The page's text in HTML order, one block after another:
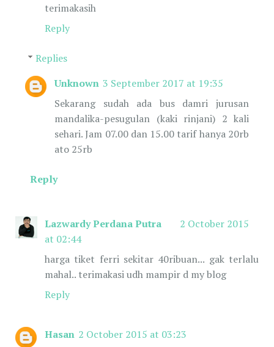
terimakasih
Reply
Replies
Unknown 3 September 2017 at 19:35
Sekarang sudah ada bus damri jurusan
mandalika-pesugulan (kaki rinjani) 2 kali
sehari. Jam 07.00 dan 15.00 tarif hanya 20rb
ato 25rb
Reply
Lazwardy Perdana Putra
2 October 2015
at 02:44
harga tiket ferri sekitar 40ribuan... gak terlalu
mahal.. terimakasi udh mampir d my blog
Reply
Hasan 2 October 2015 at 03:23